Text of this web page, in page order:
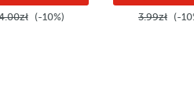
(-10%) 3.99zł (-